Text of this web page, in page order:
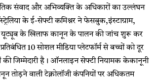
संवाद और अभिव्यक्ति के अधिकारों का उल्लंघन
के ई-सेफ्टी कमिश्नर ने फेसबुक,इंस्टाग्राम,
यूट्यूब के खिलाफ कानून के पालन की जांच शुरू कर
10 सोशल मीडिया प्लेटफॉर्म से बच्चों को दूर
की जिम्मेदारी है। ऑनलाइन सेफ्टी नियामक केकानूनी
तोड़ने वाली टेक्नोलॉजी कंपनियों पर अधिकतम